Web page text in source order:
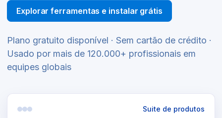
Explorar ferramentas e instalar grátis
Plano gratuito disponível · Sem cartão de crédito ·
Usado por mais de 120.000+ profissionais em
equipes globais
Suite de produtos